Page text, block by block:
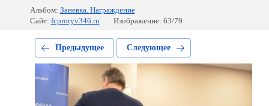
Альбом: Заневка. Награждение
Сайт: fcproryv346.ru Изображение: 63/79
Предыдущее Следующее